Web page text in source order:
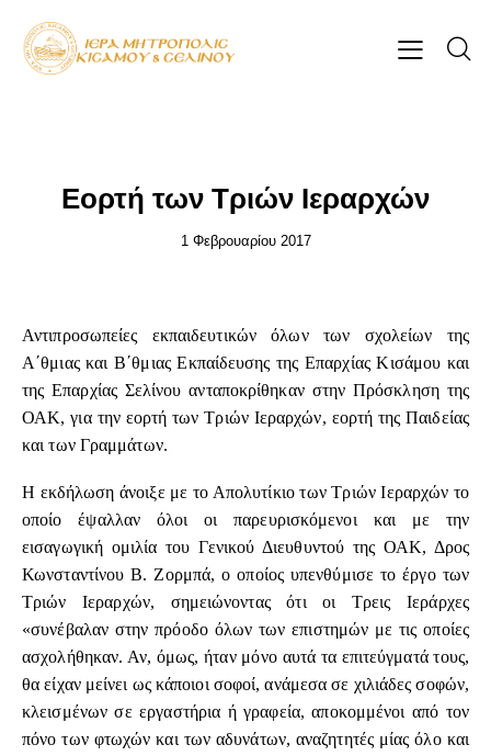
Εορτή των Τριών Ιεραρχών
1 Φεβρουαρίου 2017
Αντιπροσωπείες εκπαιδευτικών όλων των σχολείων της
Α΄θμιας και Β΄θμιας Εκπαίδευσης της Επαρχίας Κισάμου και
της Επαρχίας Σελίνου ανταποκρίθηκαν στην Πρόσκληση της
ΟΑΚ, για την εορτή των Τριών Ιεραρχών, εορτή της Παιδείας
και των Γραμμάτων.
Η εκδήλωση άνοιξε με το Απολυτίκιο των Τριών Ιεραρχών το
οποίο έψαλλαν όλοι οι παρευρισκόμενοι και με την
εισαγωγική ομιλία του Γενικού Διευθυντού της ΟΑΚ, Δρος
Κωνσταντίνου Β. Ζορμπά, ο οποίος υπενθύμισε το έργο των
Τριών Ιεραρχών, σημειώνοντας ότι οι Τρεις Ιεράρχες
«συνέβαλαν στην πρόοδο όλων των επιστημών με τις οποίες
ασχολήθηκαν. Αν, όμως, ήταν μόνο αυτά τα επιτεύγματά τους,
θα είχαν μείνει ως κάποιοι σοφοί, ανάμεσα σε χιλιάδες σοφών,
κλεισμένων σε εργαστήρια ή γραφεία, αποκομμένοι από τον
πόνο των φτωχών και των αδυνάτων, αναζητητές μίας όλο και